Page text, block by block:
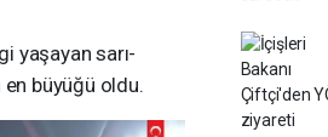
yaşayan sarı-
en büyüğü oldu.